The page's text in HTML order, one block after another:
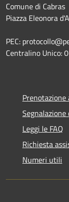
Comune di Cabras
Piazza Eleonora
PEC:
Centralino Unico:
Leggi le FAQ
Richiesta
Numeri utili